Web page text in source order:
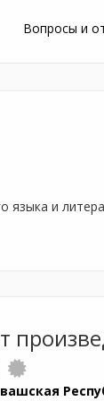
Вопросы и
языка и